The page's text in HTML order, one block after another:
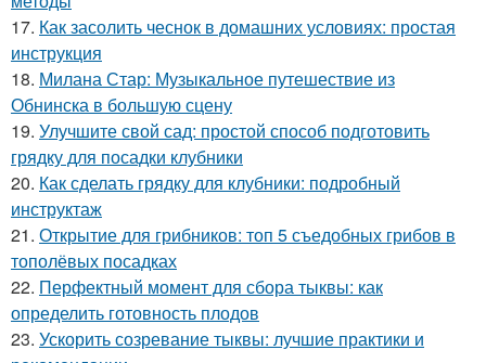
17. Как засолить чеснок в домашних условиях: простая
инструкция
18. Милана Стар: Музыкальное путешествие из
Обнинска в большую сцену
19. Улучшите свой сад: простой способ подготовить
грядку для посадки клубники
20. Как сделать грядку для клубники: подробный
инструктаж
21. Открытие для грибников: топ 5 съедобных грибов в
тополёвых посадках
22. Перфектный момент для сбора тыквы: как
определить готовность плодов
23. Ускорить созревание тыквы: лучшие практики и